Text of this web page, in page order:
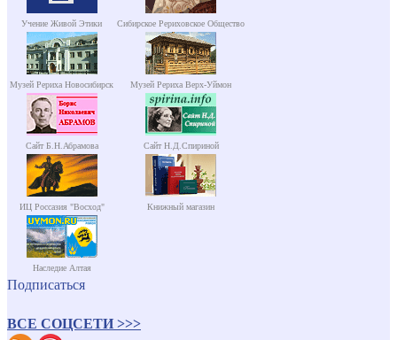
Учение Живой Этики Сибирское Рериховское Общество
Музей Рериха Новосибирск Музей Рериха Верх-Уймон
Сайт Б.Н.Абрамова Сайт Н.Д.Спириной
ИЦ Россазия "Восход" Книжный магазин
Наследие Алтая
Подписаться
ВСЕ СОЦСЕТИ >>>